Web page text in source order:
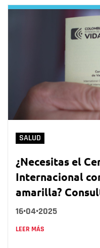
SALUD
¿Necesitas el
Internacional
amarilla?
16•04•2025
LEER MÁS